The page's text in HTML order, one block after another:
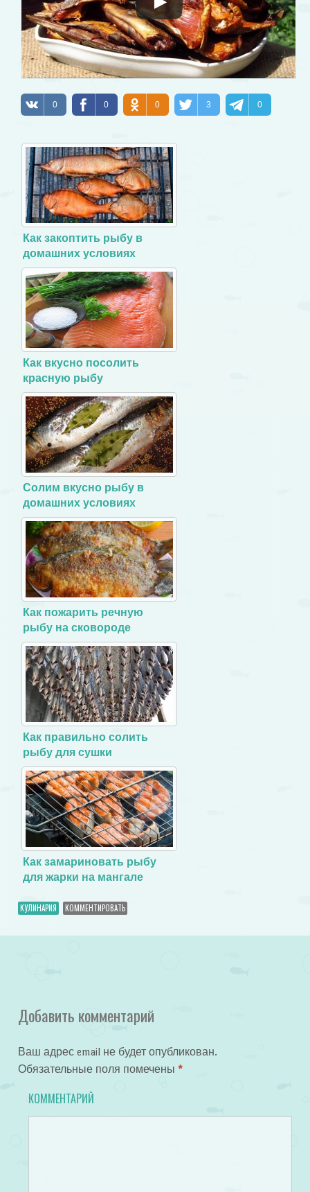
0 0 0 3 0
Как закоптить рыбу в
домашних условиях
Как вкусно посолить
красную рыбу
Солим вкусно рыбу в
домашних условиях
Как пожарить речную
рыбу на сковороде
Как правильно солить
рыбу для сушки
Как замариновать рыбу
для жарки на мангале
КУЛИНАРИЯ КОММЕНТИРОВАТЬ
Добавить комментарий
Ваш адрес email не будет опубликован.
Обязательные поля помечены *
КОММЕНТАРИЙ